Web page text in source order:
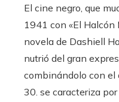
El cine negro, que
1941 con «El
novela de Dashiell
nutrió del gran
combinándolo con el
30. se caracteriza